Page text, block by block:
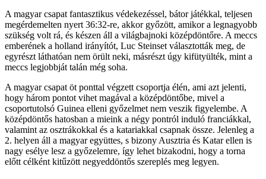
A magyar csapat fantasztikus védekezéssel, bátor játékkal, teljesen
megérdemelten nyert 36:32-re, akkor győzött, amikor a legnagyobb
szükség volt rá, és készen áll a világbajnoki középdöntőre. A meccs
emberének a holland irányítót, Luc Steinset választották meg, de
egyrészt láthatóan nem örült neki, másrészt úgy kifütyülték, mint a
meccs legjobbját talán még soha.
A magyar csapat öt ponttal végzett csoportja élén, ami azt jelenti,
hogy három pontot vihet magával a középdöntőbe, mivel a
csoportutolsó Guinea elleni győzelmet nem veszik figyelembe. A
középdöntős hatosban a mieink a négy pontról induló franciákkal,
valamint az osztrákokkal és a katariakkal csapnak össze. Jelenleg a
2. helyen áll a magyar együttes, s bizony Ausztria és Katar ellen is
nagy esélye lesz a győzelemre, így lehet bizakodni, hogy a torna
előtt célként kitűzött negyeddöntős szereplés meg legyen.